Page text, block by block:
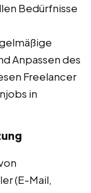
Bedürfnisse
Anpassen des
Freelancer
in
(E-Mail,